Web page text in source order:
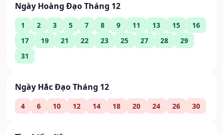
Ngày Hoàng Đạo Tháng 12
1 2 3 5 7 8 9 11 13 15
16
17
19 21 22 23 25 27 28
29
31
Ngày Hắc Đạo Tháng 12
4 6 10 12 14 18 20 24 26 30